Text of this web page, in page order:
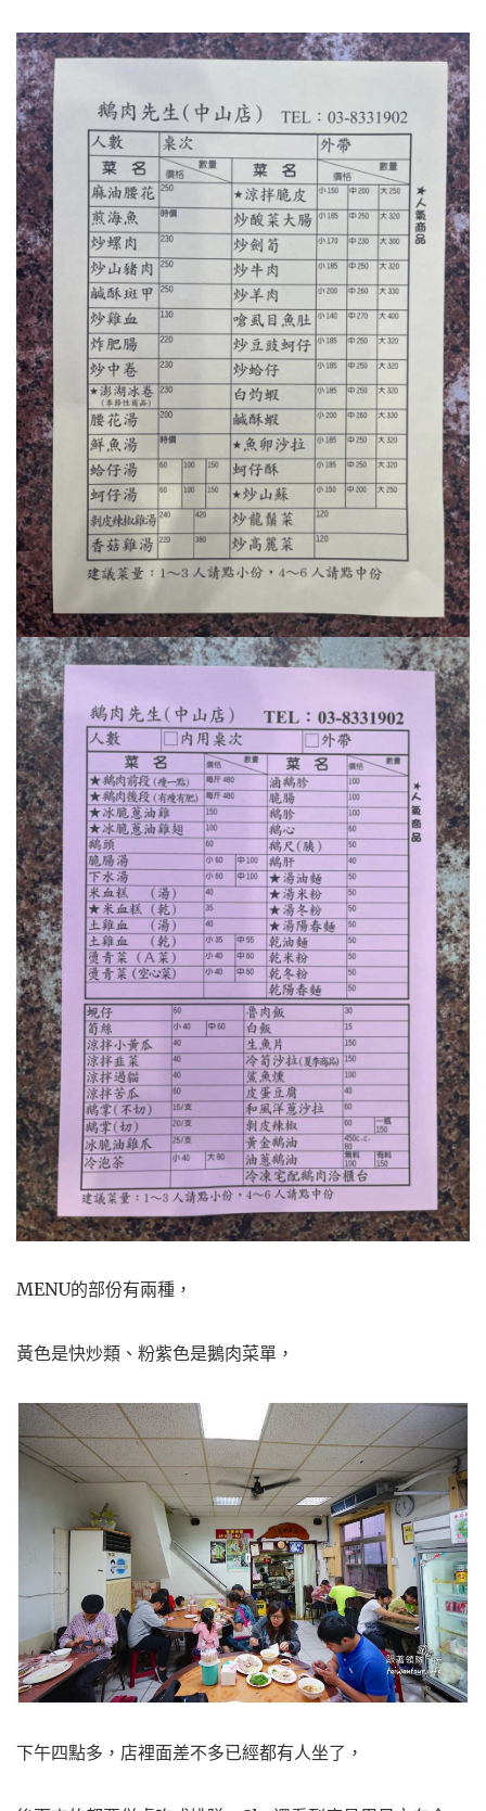
MENU的部份有兩種，
黃色是快炒類、粉紫色是鵝肉菜單，
下午四點多，店裡面差不多已經都有人坐了，